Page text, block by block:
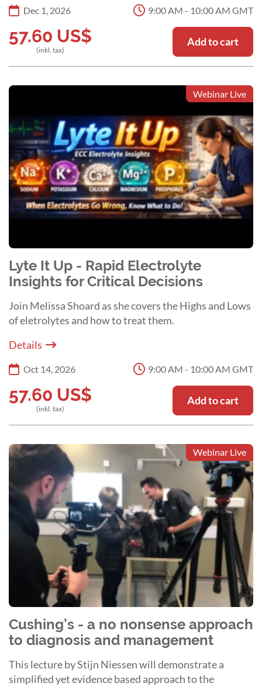
Dec 1, 2026 9:00 AM - 10:00 AM GMT
57.60 US$
(inkl. tax)
Add to cart
Webinar Live
Lyte It Up - Rapid Electrolyte
Insights for Critical Decisions
Join Melissa Shoard as she covers the Highs and Lows
of eletrolytes and how to treat them.
Details
Oct 14, 2026 9:00 AM - 10:00 AM GMT
57.60 US$
(inkl. tax)
Add to cart
Webinar Live
Cushing’s - a no nonsense approach
to diagnosis and management
This lecture by Stijn Niessen will demonstrate a
simplified yet evidence based approach to the